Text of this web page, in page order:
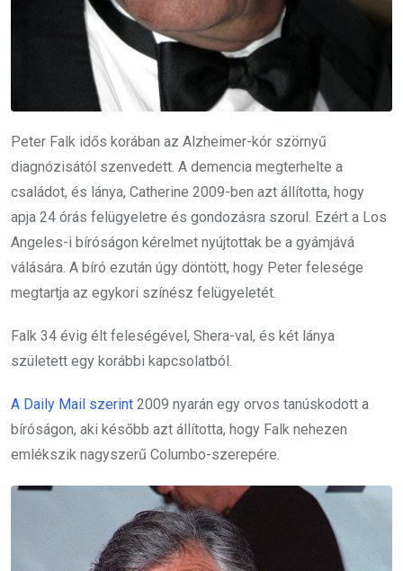
Peter Falk idős korában az Alzheimer-kór szörnyű
diagnózisától szenvedett. A demencia megterhelte a
családot, és lánya, Catherine 2009-ben azt állította, hogy
apja 24 órás felügyeletre és gondozásra szorul. Ezért a Los
Angeles-i bíróságon kérelmet nyújtottak be a gyámjává
válására. A bíró ezután úgy döntött, hogy Peter felesége
megtartja az egykori színész felügyeletét.
Falk 34 évig élt feleségével, Shera-val, és két lánya
született egy korábbi kapcsolatból.
A Daily Mail szerint 2009 nyarán egy orvos tanúskodott a
bíróságon, aki később azt állította, hogy Falk nehezen
emlékszik nagyszerű Columbo-szerepére.